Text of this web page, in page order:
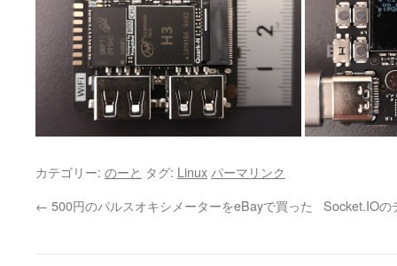
カテゴリー: のーと タグ: Linux パーマリンク
← 500円のパルスオキシメーターをeBayで買った Socket.IOの